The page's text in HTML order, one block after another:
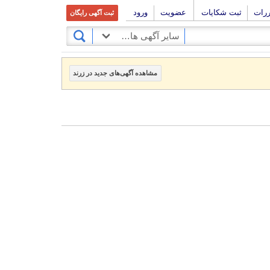
ثبت شکایات عضویت ورود ثبت آگهی رایگان
سایر آگهی های دانشجویی
مشاهده آگهی‌های جدید در زرند